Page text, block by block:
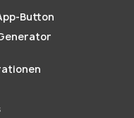
Button